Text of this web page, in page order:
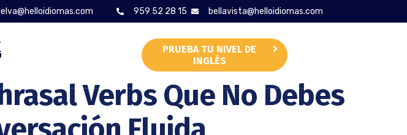
959 52 28 15 bellavista@helloidiomas.com
CURSOS
PRUEBA TU NIVEL DE
INGLÉS
Verbs Que No Debes